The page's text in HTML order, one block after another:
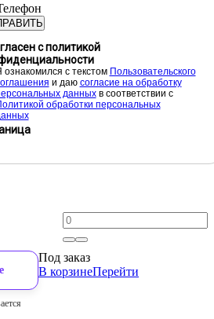
с политикой
ознакомился с текстом Пользовательского
и даю cогласие на обработку
данныхв соответствии с
обработки персональных
Под заказ
В корзинеПерейти